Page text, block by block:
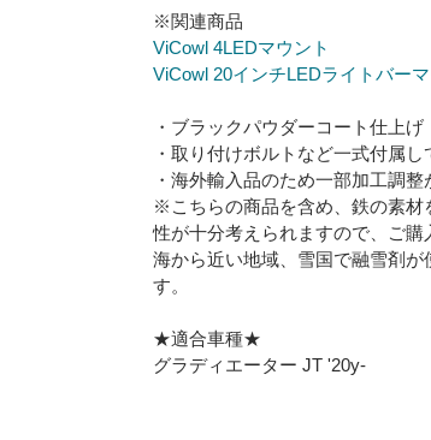
※関連商品
ViCowl 4LEDマウント
ViCowl 20インチLEDライトバー
・ブラックパウダーコート仕上げ
・取り付けボルトなど一式付属し
・海外輸入品のため一部加工調整
※こちらの商品を含め、鉄の素材
性が十分考えられますので、ご
海から近い地域、雪国で融雪剤
す。
★適合車種★
グラディエーター JT '20y-